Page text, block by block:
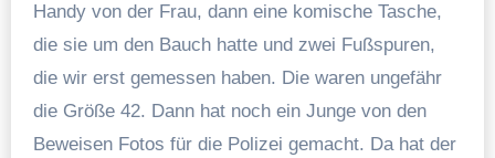
Handy von der Frau, dann eine komische Tasche,
die sie um den Bauch hatte und zwei Fußspuren,
die wir erst gemessen haben. Die waren ungefähr
die Größe 42. Dann hat noch ein Junge von den
Beweisen Fotos für die Polizei gemacht. Da hat der